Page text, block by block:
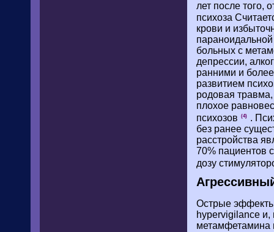
лет после того,
психоза
крови и
больных с
депрессии,
ранними и
развитием
родовая
плохое
психозов
(4)
.
без ранее
расстройства
70% пациентов
дозу
Острые эффекты
hypervigilance и,
метамфетамина